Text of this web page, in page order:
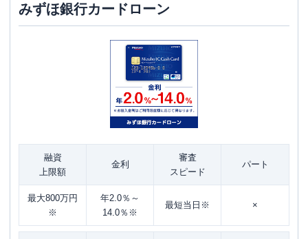
みずほ銀行カードローン
融資
上限額
金利
審査
スピード
パート
最大800万円
※
年2.0％～
14.0％※
最短当日※ ×